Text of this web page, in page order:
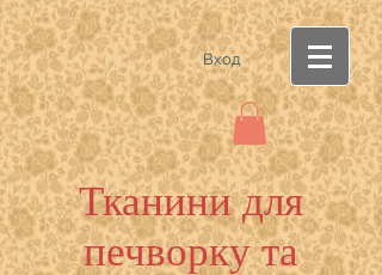
Вход
Тканини для
печворку та